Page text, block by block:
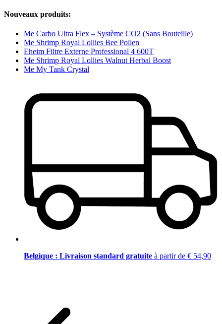
Nouveaux produits:
Me Carbo Ultra Flex – Système CO2 (Sans Bouteille)
Me Shrimp Royal Lollies Bee Pollen
Eheim Filtre Externe Professional 4 600T
Me Shrimp Royal Lollies Walnut Herbal Boost
Me My Tank Crystal
Belgique : Livraison standard gratuite à partir de € 54,90